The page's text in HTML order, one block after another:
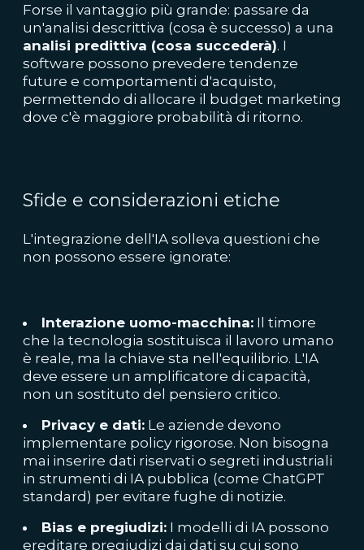
Forse il vantaggio più grande: passare da
un'analisi descrittiva (cosa è successo) a una
analisi predittiva (cosa succederà). I
software possono prevedere tendenze
future e comportamenti d'acquisto,
permettendo di allocare il budget marketing
dove c'è maggiore probabilità di ritorno.
Sfide e considerazioni etiche
L'integrazione dell'IA solleva questioni che
non possono essere ignorate:
Interazione uomo-macchina: Il timore
che la tecnologia sostituisca il lavoro umano
è reale, ma la chiave sta nell'equilibrio. L'IA
deve essere un amplificatore di capacità,
non un sostituto del pensiero critico.
Privacy e dati: Le aziende devono
implementare policy rigorose. Non bisogna
mai inserire dati riservati o segreti industriali
in strumenti di IA pubblica (come ChatGPT
standard) per evitare fughe di notizie.
Bias e pregiudizi: I modelli di IA possono
ereditare pregiudizi dai dati su cui sono